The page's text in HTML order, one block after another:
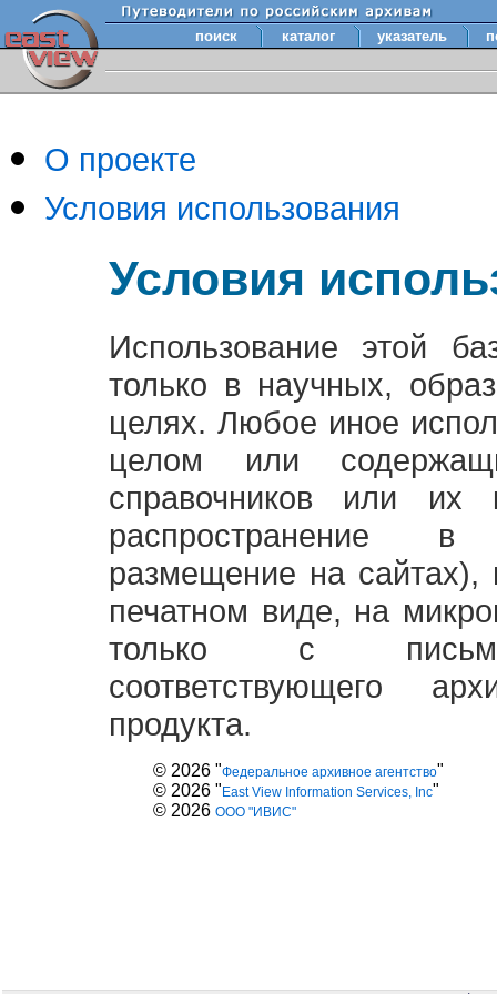
поиск каталог указатель
О проекте
Условия использования
Условия
Использование этой
только в научных,
целях. Любое иное
целом или
справочников или их
распространение
размещение на
печатном виде, на
только с
соответствующего
продукта.
© 2026 "Федеральное архивное агентство"
© 2026 " East View Information Services, Inc"
© 2026 ООО "ИВИС"